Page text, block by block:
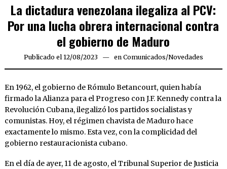
La dictadura venezolana ilegaliza al PCV:
Por una lucha obrera internacional contra
el gobierno de Maduro
Publicado el 12/08/2023 13/08/2023
en Comunicados/Novedades
En 1962, el gobierno de Rómulo Betancourt, quien había
firmado la Alianza para el Progreso con J.F. Kennedy contra la
Revolución Cubana, ilegalizó los partidos socialistas y
comunistas. Hoy, el régimen chavista de Maduro hace
exactamente lo mismo. Esta vez, con la complicidad del
gobierno restauracionista cubano.
En el día de ayer, 11 de agosto, el Tribunal Superior de Justicia